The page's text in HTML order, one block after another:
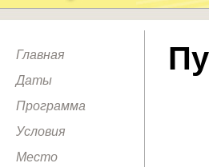
Главная
Даты
Программа
Условия
Место